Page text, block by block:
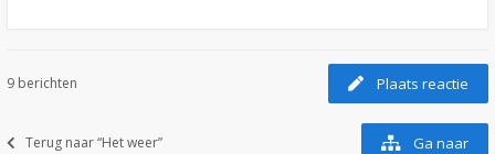
9 berichten Plaats reactie
Terug naar “Het weer” Ga naar